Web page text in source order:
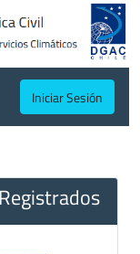
Iniciar Sesión